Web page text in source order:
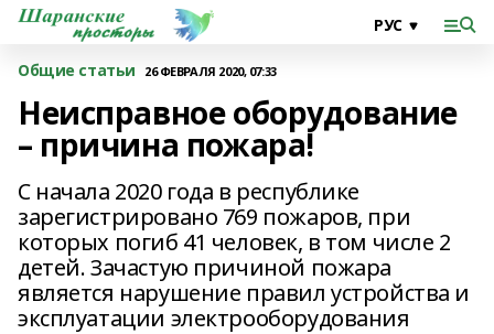
Общие статьи 26 ФЕВРАЛЯ 2020, 07:33
Неисправное оборудование
– причина пожара!
С начала 2020 года в республике
зарегистрировано 769 пожаров, при
которых погиб 41 человек, в том числе 2
детей. Зачастую причиной пожара
является нарушение правил устройства и
эксплуатации электрооборудования